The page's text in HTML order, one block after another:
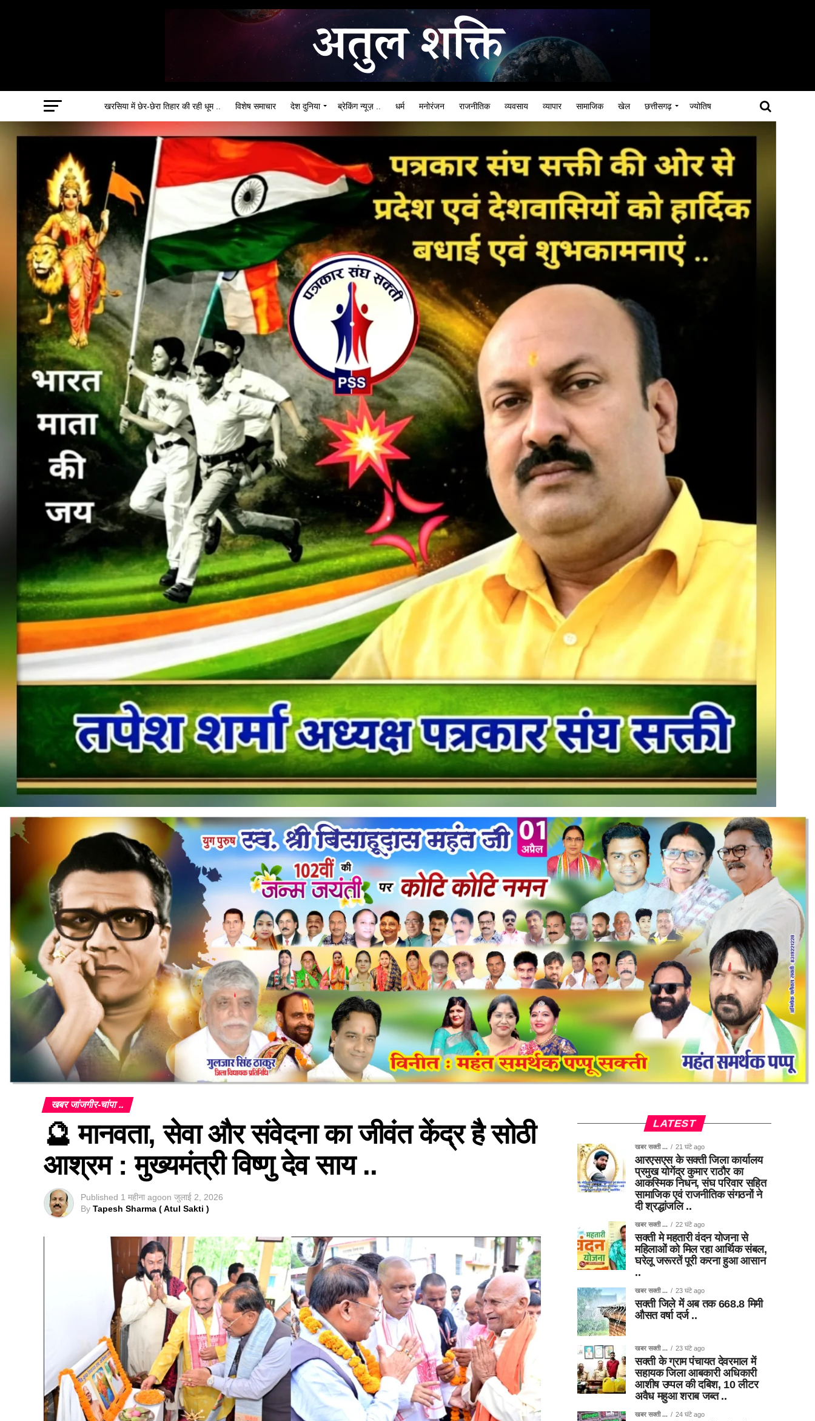
खरसिया में छेर-छेरा तिहार की रही धूम .. विशेष समाचार देश दुनिया ब्रेकिंग न्यूज़ .. धर्म मनोरंजन राजनीतिक व्यवसाय व्यापार सामाजिक खेल छत्तीसगढ़ ज्योतिष
खबर जांजगीर-चांपा ..
🔮 मानवता, सेवा और संवेदना का जीवंत केंद्र है सोठी
आश्रम : मुख्यमंत्री विष्णु देव साय ..
Published 1 महीना agoon जुलाई 2, 2026
By Tapesh Sharma ( Atul Sakti )
LATEST
खबर सक्ती ... 21 घंटे ago
आरएसएस के सक्ती जिला कार्यालय
प्रमुख योगेंद्र कुमार राठौर का
आकस्मिक निधन, संघ परिवार सहित
सामाजिक एवं राजनीतिक संगठनों ने
दी श्रद्धांजलि ..
खबर सक्ती ... 22 घंटे ago
सक्ती मे महतारी वंदन योजना से
महिलाओं को मिल रहा आर्थिक संबल,
घरेलू जरूरतें पूरी करना हुआ आसान
..
खबर सक्ती ... 23 घंटे ago
सक्ती जिले में अब तक 668.8 मिमी
औसत वर्षा दर्ज ..
खबर सक्ती ... 23 घंटे ago
सक्ती के ग्राम पंचायत देवरमाल में
सहायक जिला आबकारी अधिकारी
आशीष उप्पल की दबिश, 10 लीटर
अवैध महुआ शराब जब्त ..
खबर सक्ती ... 24 घंटे ago